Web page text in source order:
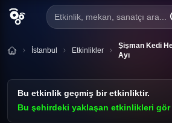
Etkinlik, mekan, sanatçı ara...
İstanbul Etkinlikler
Şişman Kedi
Ayı
Bu etkinlik geçmiş bir etkinliktir.
Bu şehirdeki yaklaşan etkinlikleri gör